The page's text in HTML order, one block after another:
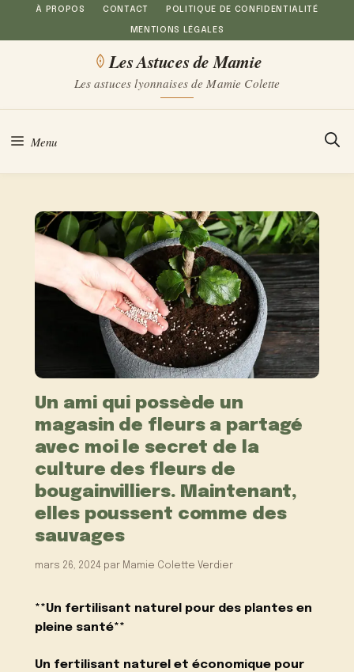
Aller
au
À PROPOS CONTACT POLITIQUE DE CONFIDENTIALITÉ
MENTIONS LÉGALES
Les Astuces de Mamie
Les astuces lyonnaises de Mamie Colette
Menu
Un ami qui possède un
magasin de fleurs a partagé
avec moi le secret de la
culture des fleurs de
bougainvilliers. Maintenant,
elles poussent comme des
sauvages
mars 26, 2024 par Mamie Colette Verdier
**Un fertilisant naturel pour des plantes en
pleine santé**
Un fertilisant naturel et économique pour